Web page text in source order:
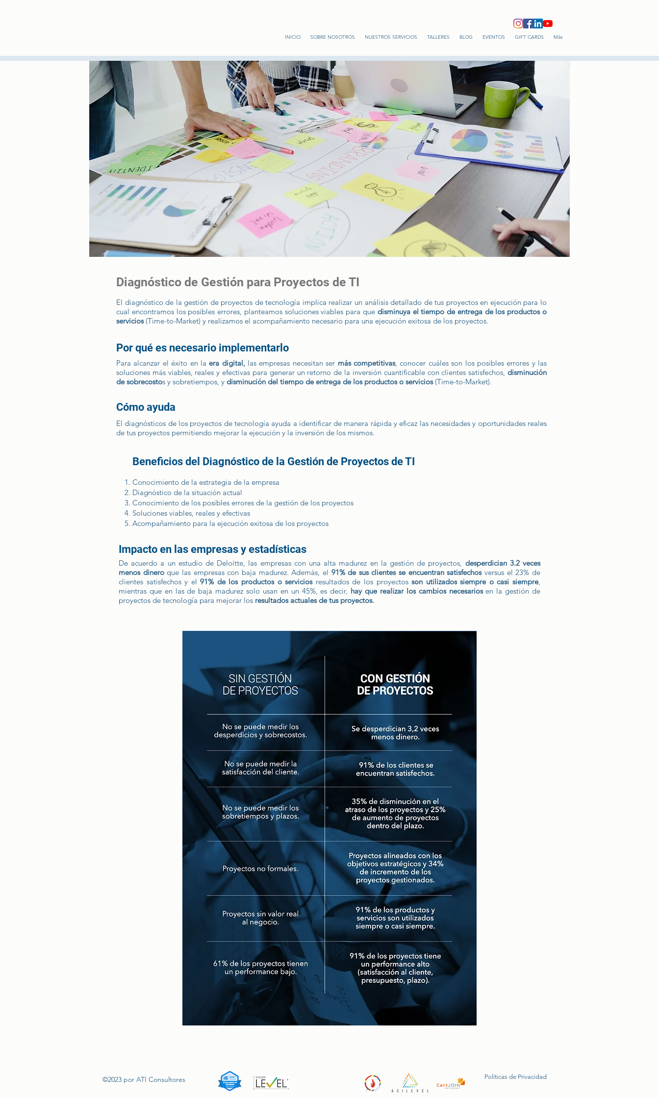
INICIO SOBRE NOSOTROS NUESTROS SERVICIOS TALLERES BLOG EVENTOS GIFT CARDS Más
Diagnóstico de Gestión para Proyectos de TI
El diagnóstico de la gestión de proyectos de tecnología implica realizar un análisis detallado de tus proyectos en ejecución para lo
cual encontramos los posibles errores, planteamos soluciones viables para que disminuya el tiempo de entrega de los productos o
servicios(Time-to-Market) y realizamos el acompañamiento necesario para una ejecución exitosa de los proyectos.
Por qué es necesario implementarlo
Para alcanzar el éxito en laera digital,las empresas necesitan ser más competitivas, conocer cuáles son los posibles errores y las
soluciones más viables, reales y efectivas para generar un retorno de la inversión cuantificable con clientes satisfechos, disminución
de sobrecostos y sobretiempos, y disminución del tiempo de entrega de los productos o servicios(Time-to-Market).
Cómo ayuda
El diagnósticos de los proyectos de tecnología ayuda a identificar de manera rápida y eficaz las necesidades y oportunidades reales
de tus proyectos permitiendo mejorar la ejecución y la inversión de los mismos.
Beneficios del Diagnóstico de la Gestión de Proyectos de TI
Conocimiento de la estrategia de la empresa
Diagnóstico de la situación actual
Conocimiento de los posibles errores de la gestión de los proyectos
Soluciones viables, reales y efectivas
Acompañamiento para la ejecución exitosa de los proyectos
Impacto en las empresas y estadísticas
De acuerdo a un estudio de Deloitte, las empresas con una alta madurez en la gestión de proyectos, desperdician 3.2 veces
menos dineroque las empresas con baja madurez. Además, el 91% de sus clientes se encuentran satisfechosversus el 23% de
clientes satisfechos y el91% de los productos o servicios resultados de los proyectosson utilizados siempre o casi siempre,
mientras que en las de baja madurez solo usan en un 45%, es decir, hay que realizar los cambios necesariosen la gestión de
proyectos de tecnología para mejorar los resultados actuales de tus proyectos.
©2023 por ATI Consultores Políticas de Privacidad